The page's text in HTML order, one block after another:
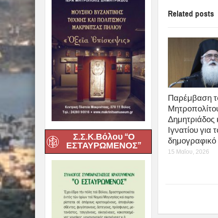
Σ.Σ.Κ.Βόλου “Ο
ΕΣΤΑΥΡΩΜΕΝΟΣ”
Related posts
Παρέμβαση
Δημητριάδος
Ιγνατίου για
δημογραφικό
15 Μαΐου, 2026